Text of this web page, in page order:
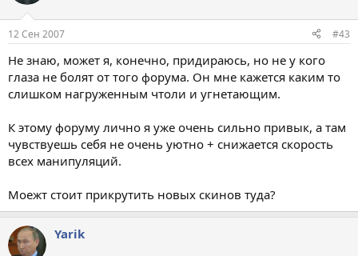
12 Сен 2007 #43
Не знаю, может я, конечно, придираюсь, но не у кого
глаза не болят от того форума. Он мне кажется каким то
слишком нагруженным чтоли и угнетающим.
К этому форуму лично я уже очень сильно привык, а там
чувствуешь себя не очень уютно + снижается скорость
всех манипуляций.
Моежт стоит прикрутить новых скинов туда?
Yarik